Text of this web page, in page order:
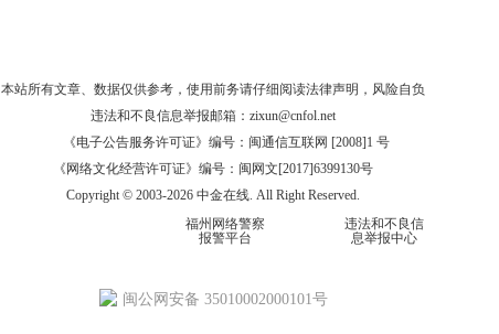
本站所有文章、数据仅供参考，使用前务请仔细阅读法律声明 ，风险自负
违法和不良信息举报邮箱： zixun@cnfol.net
《电子公告服务许可证》编号：闽通信互联网 [2008]1 号
《网络文化经营许可证》编号：闽网文[2017]6399130号
Copyright © 2003-2026 中金在线. All Right Reserved.
福州网络警察
报警平台
违法和不良信
息举报中心
闽公网安备 35010002000101号